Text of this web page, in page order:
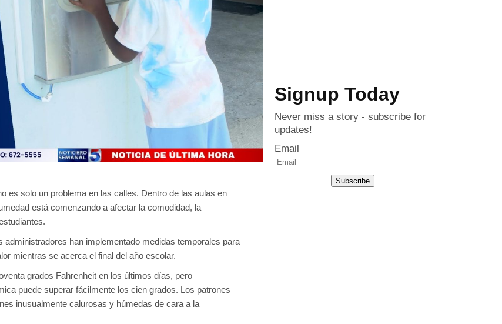
es solo un problema en las calles. Dentro de las aulas en
está comenzando a afectar la comodidad, la
han implementado medidas temporales para
mientras se acerca el final del año escolar.
grados Fahrenheit en los últimos días, pero
puede superar fácilmente los cien grados. Los patrones
inusualmente calurosas y húmedas de cara a la
Signup Today
Never miss a story - subscribe for
updates!
Email
Subscribe